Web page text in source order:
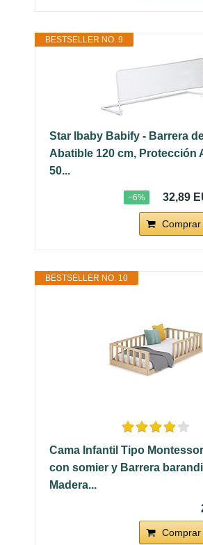
BESTSELLER NO. 9
Star Ibaby Babify - Barrera
Abatible 120 cm, Protección
50...
−6% 32,89
Comprar
BESTSELLER NO. 10
Cama Infantil Tipo
con somier y Barrera
Madera...
Comprar